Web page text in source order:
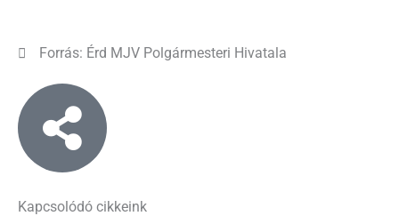
Forrás: Érd MJV Polgármesteri Hivatala
Kapcsolódó cikkeink